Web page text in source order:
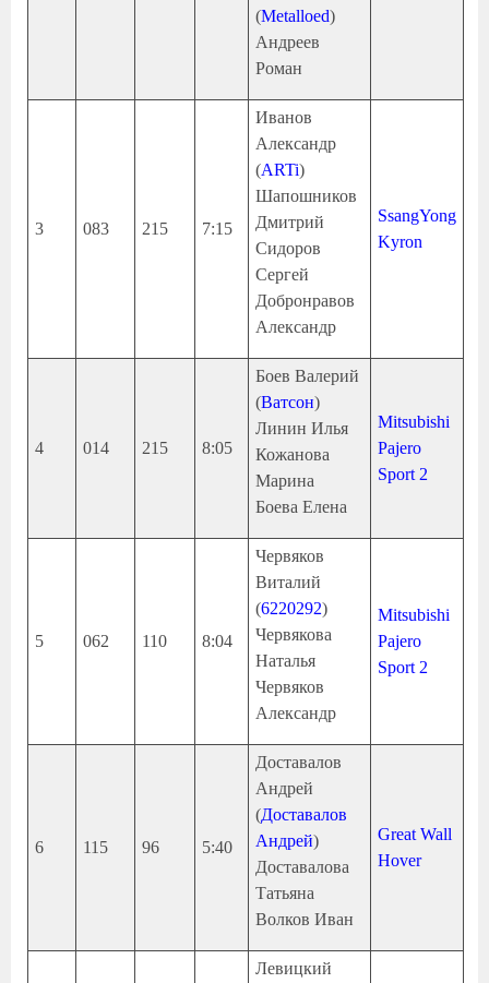
(Metalloed)
Андреев
Роман
3 083 215 7:15
Иванов
Александр
(ARTi)
Шапошников
Дмитрий
Сидоров
Сергей
Добронравов
Александр
SsangYong
Kyron
4 014 215 8:05
Боев Валерий
(Ватсон)
Линин Илья
Кожанова
Марина
Боева Елена
Mitsubishi
Pajero
Sport 2
5 062 110 8:04
Червяков
Виталий
(6220292)
Червякова
Наталья
Червяков
Александр
Mitsubishi
Pajero
Sport 2
6 115 96 5:40
Доставалов
Андрей
(Доставалов
Андрей)
Доставалова
Татьяна
Волков Иван
Great Wall
Hover
Левицкий